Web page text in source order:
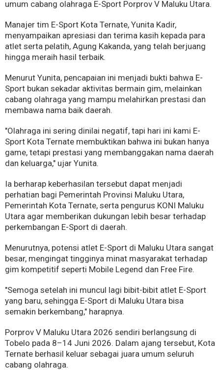
umum cabang olahraga E-Sport Porprov V Maluku Utara.
Manajer tim E-Sport Kota Ternate, Yunita Kadir,
menyampaikan apresiasi dan terima kasih kepada para
atlet serta pelatih, Agung Kakanda, yang telah berjuang
hingga meraih hasil terbaik.
Menurut Yunita, pencapaian ini menjadi bukti bahwa E-
Sport bukan sekadar aktivitas bermain gim, melainkan
cabang olahraga yang mampu melahirkan prestasi dan
membawa nama baik daerah.
"Olahraga ini sering dinilai negatif, tapi hari ini kami E-
Sport Kota Ternate membuktikan bahwa ini bukan hanya
game, tetapi prestasi yang membanggakan nama daerah
dan keluarga," ujar Yunita.
Ia berharap keberhasilan tersebut dapat menjadi
perhatian bagi Pemerintah Provinsi Maluku Utara,
Pemerintah Kota Ternate, serta pengurus KONI Maluku
Utara agar memberikan dukungan lebih besar terhadap
perkembangan E-Sport di daerah.
Menurutnya, potensi atlet E-Sport di Maluku Utara sangat
besar, mengingat tingginya minat masyarakat terhadap
gim kompetitif seperti Mobile Legend dan Free Fire.
"Semoga setelah ini muncul lagi bibit-bibit atlet E-Sport
yang baru, sehingga E-Sport di Maluku Utara bisa
semakin berkembang," harapnya.
Porprov V Maluku Utara 2026 sendiri berlangsung di
Tobelo pada 8–14 Juni 2026. Dalam ajang tersebut, Kota
Ternate berhasil keluar sebagai juara umum seluruh
cabang olahraga.